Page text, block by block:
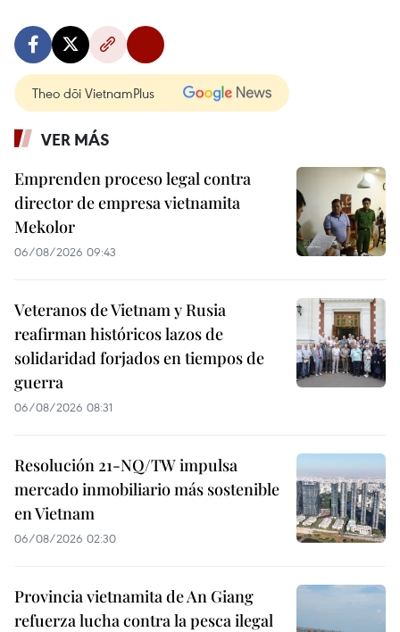
Theo dõi VietnamPlus
VER MÁS
Emprenden proceso legal contra
director de empresa vietnamita
Mekolor
06/08/2026 09:43
Veteranos de Vietnam y Rusia
reafirman históricos lazos de
solidaridad forjados en tiempos de
guerra
06/08/2026 08:31
Resolución 21-NQ/TW impulsa
mercado inmobiliario más sostenible
en Vietnam
06/08/2026 02:30
Provincia vietnamita de An Giang
refuerza lucha contra la pesca ilegal